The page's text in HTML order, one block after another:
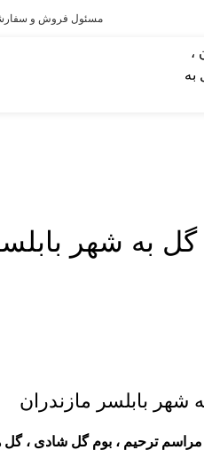
مسئول فروش و سفارشات :
به شهر
شهر بابلسر مازندران
مراسم ترحیم ،بوم گل شادی ،گل